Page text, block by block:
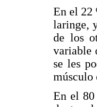
En el 22
laringe,
de los
variable
se les
músculo
En el 80